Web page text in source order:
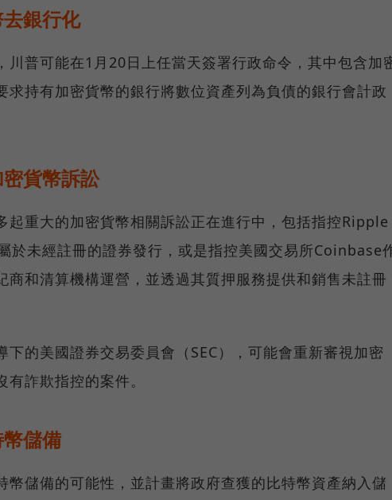
銀行化
川普可能在1月20日上任當天簽署行政命令，其中包含加
求持有加密貨幣的銀行將數位資產列為負債的銀行會計政
貨幣訴訟
起重大的加密貨幣相關訴訟正在進行中，包括指控Ripple
於未經註冊的證券發行，或是指控美國交易所Coinbase
商和清算機構運營，並透過其質押服務提供和銷售未註冊
的美國證券交易委員會（SEC），可能會重新審視加密
詐欺指控的案件。
儲備
幣儲備的可能性，並計畫將政府查獲的比特幣資產納入儲